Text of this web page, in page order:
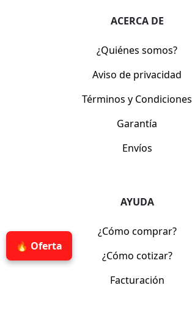
🔥 Oferta
ACERCA DE
¿Quiénes somos?
Aviso de privacidad
Términos y Condiciones
Garantía
Envíos
AYUDA
¿Cómo comprar?
¿Cómo cotizar?
Facturación